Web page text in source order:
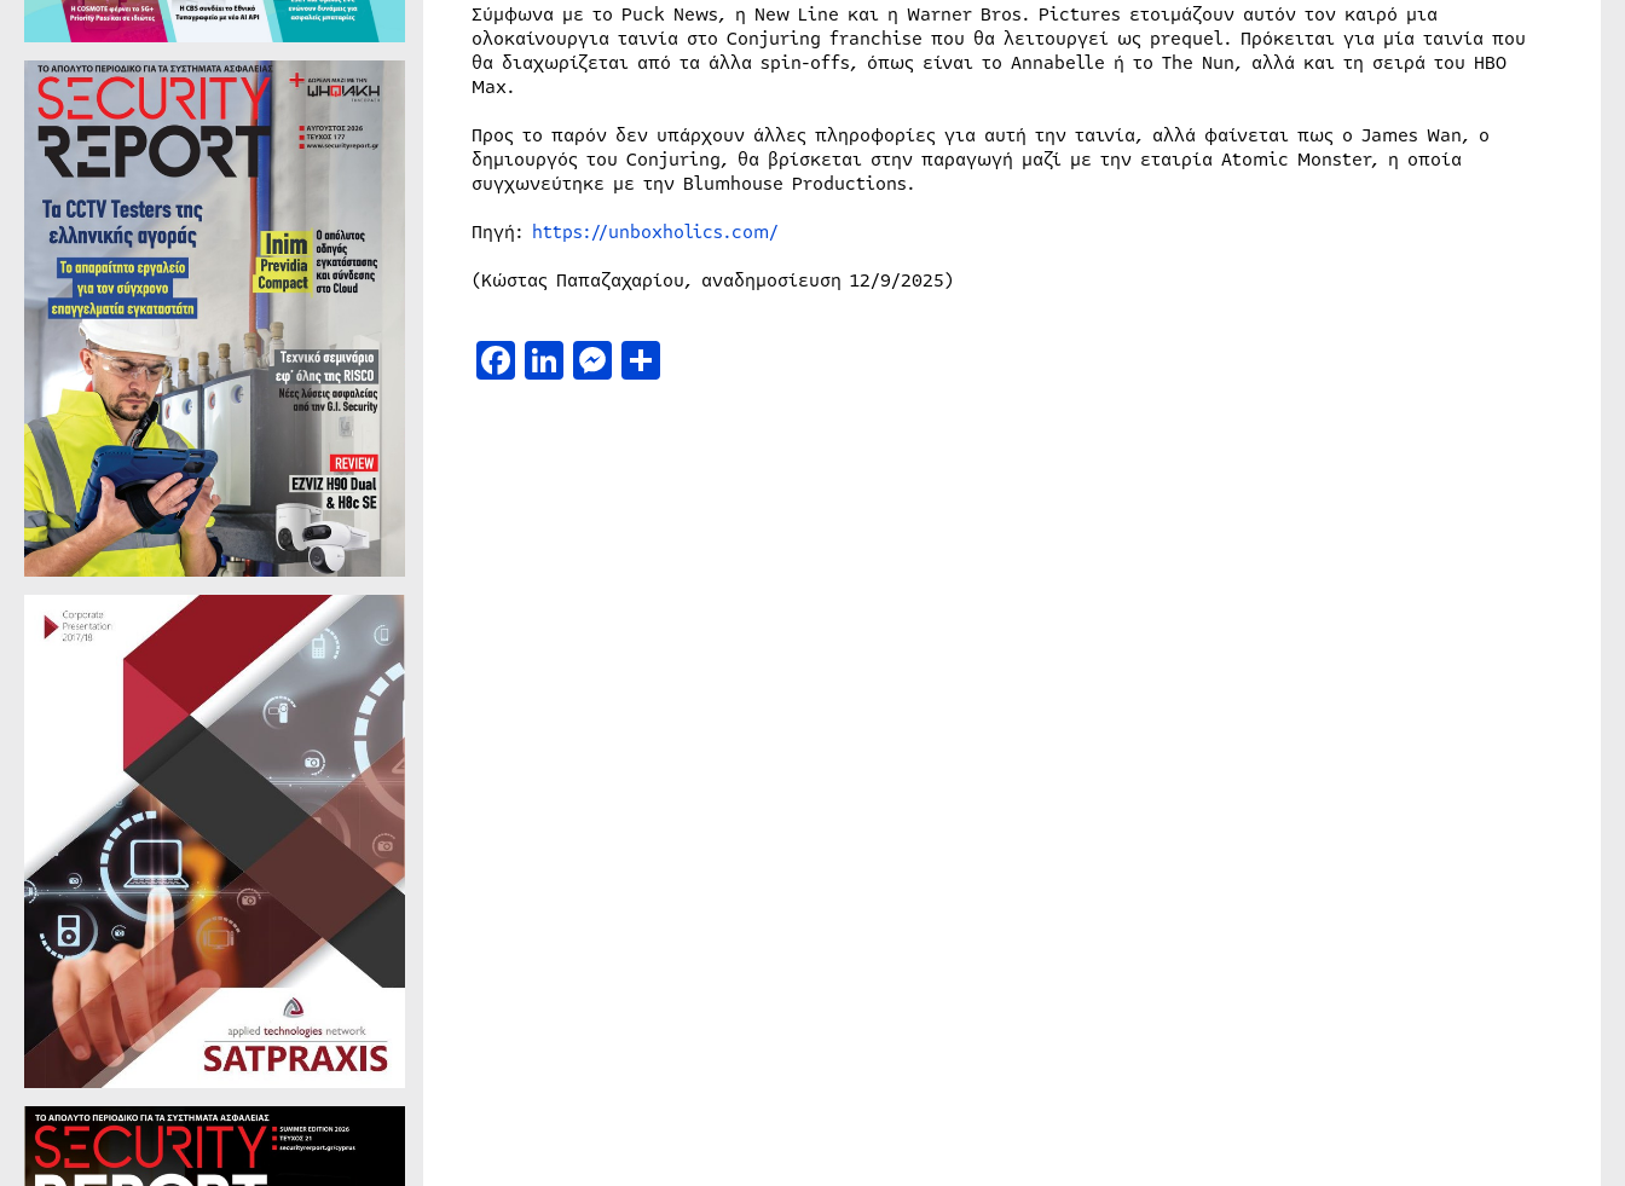
Σύμφωνα με το Puck News, η New Line και η Warner Bros. Pictures ετοιμάζουν αυτόν τον καιρό μια
ολοκαίνουργια ταινία στο Conjuring franchise που θα λειτουργεί ως prequel. Πρόκειται για μία ταινία που
θα διαχωρίζεται από τα άλλα spin-offs, όπως είναι το Annabelle ή το The Nun, αλλά και τη σειρά του HBO
Max.
Προς το παρόν δεν υπάρχουν άλλες πληροφορίες για αυτή την ταινία, αλλά φαίνεται πως ο James Wan, ο
δημιουργός του Conjuring, θα βρίσκεται στην παραγωγή μαζί με την εταιρία Atomic Monster, η οποία
συγχωνεύτηκε με την Blumhouse Productions.
Πηγή: https://unboxholics.com/
(Κώστας Παπαζαχαρίου, αναδημοσίευση 12/9/2025)
Facebook
LinkedIn
Messenger
Μοιραστείτε